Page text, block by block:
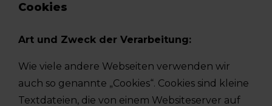
Cookies
Art und Zweck der Verarbeitung:
Wie viele andere Webseiten verwenden wir
auch so genannte „Cookies“. Cookies sind kleine
Textdateien, die von einem Websiteserver auf